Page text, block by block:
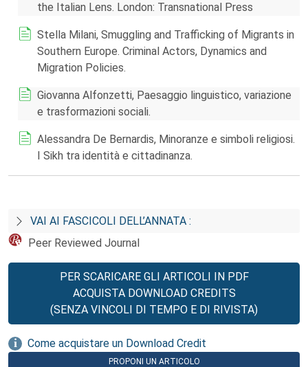
the Italian Lens. London: Transnational Press
Stella Milani, Smuggling and Trafficking of Migrants in
Southern Europe. Criminal Actors, Dynamics and
Migration Policies.
Giovanna Alfonzetti, Paesaggio linguistico, variazione
e trasformazioni sociali.
Alessandra De Bernardis, Minoranze e simboli religiosi.
I Sikh tra identità e cittadinanza.
VAI AI FASCICOLI DELL’ANNATA :
Peer Reviewed Journal
PER SCARICARE GLI ARTICOLI IN PDF
ACQUISTA DOWNLOAD CREDITS
(SENZA VINCOLI DI TEMPO E DI RIVISTA)
Come acquistare un Download Credit
PROPONI UN ARTICOLO